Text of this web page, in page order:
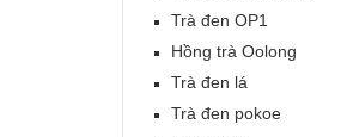
Trà đen OP1
Hồng trà Oolong
Trà đen lá
Trà đen pokoe